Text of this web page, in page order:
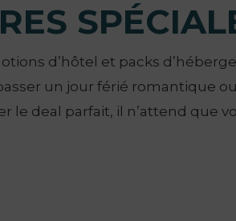
d’hôtel et packs
un jour férié
le deal parfait, il n’attend que